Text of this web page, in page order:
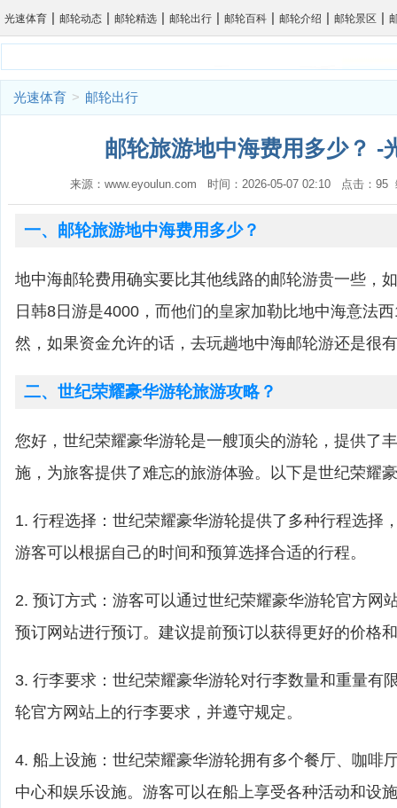
光速体育 | 邮轮动态 | 邮轮精选 | 邮轮出行 | 邮轮百科 | 邮轮介绍 | 邮轮景区 |
光速体育 > 邮轮出行
邮轮旅游地中海费用多少？ -
来源：www.eyoulun.com 时间：2026-05-07 02:10 点击：
一、邮轮旅游地中海费用多少？
地中海邮轮费用确实要比其他线路的邮轮游贵一些，
日韩8日游是4000，而他们的皇家加勒比地中海意法
然，如果资金允许的话，去玩趟地中海邮轮游还是很
二、世纪荣耀豪华游轮旅游攻略？
您好，世纪荣耀豪华游轮是一艘顶尖的游轮，提供了
施，为旅客提供了难忘的旅游体验。以下是世纪荣耀
1. 行程选择：世纪荣耀豪华游轮提供了多种行程选择
游客可以根据自己的时间和预算选择合适的行程。
2. 预订方式：游客可以通过世纪荣耀豪华游轮官方网
预订网站进行预订。建议提前预订以获得更好的价格
3. 行李要求：世纪荣耀豪华游轮对行李数量和重量有
轮官方网站上的行李要求，并遵守规定。
4. 船上设施：世纪荣耀豪华游轮拥有多个餐厅、咖啡
中心和娱乐设施。游客可以在船上享受各种活动和设